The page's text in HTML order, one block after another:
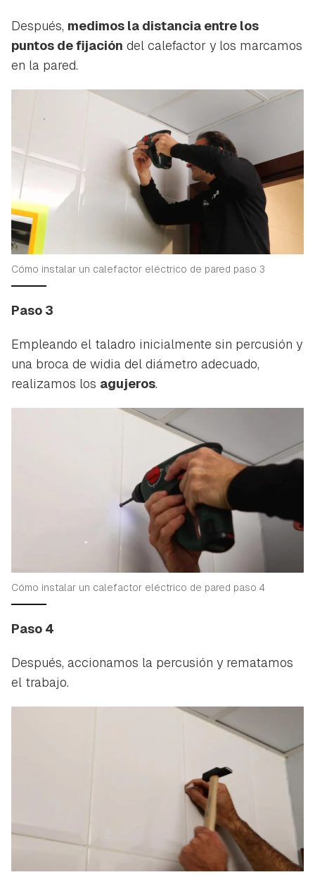
Después, medimos la distancia entre los
puntos de fijación del calefactor y los marcamos
en la pared.
Cómo instalar un calefactor eléctrico de pared paso 3
Paso 3
Empleando el taladro inicialmente sin percusión y
una broca de widia del diámetro adecuado,
realizamos los agujeros.
Cómo instalar un calefactor eléctrico de pared paso 4
Paso 4
Después, accionamos la percusión y rematamos
el trabajo.